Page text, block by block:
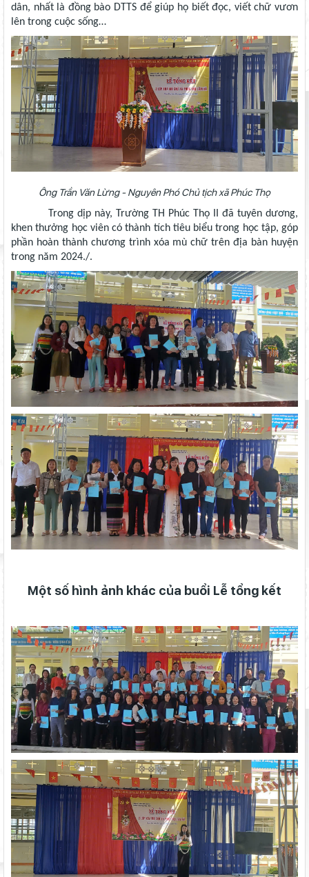
dân, nhất là đồng bào DTTS để giúp họ biết đọc, viết chữ vươn
lên trong cuộc sống…
Ông Trần Văn Lừng - Nguyên Phó Chủ tịch xã Phúc Thọ
Trong dịp này, Trường TH Phúc Thọ II đã tuyên dương,
khen thưởng học viên có thành tích tiêu biểu trong học tập, góp
phần hoàn thành chương trình xóa mù chữ trên địa bàn huyện
trong năm 2024./.
Một số hình ảnh khác của buổi Lễ tổng kết